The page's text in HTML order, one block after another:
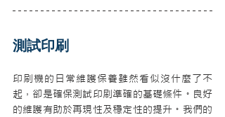
測試印刷
印刷機的日常維護保養雖然看似沒什麼了不
起，卻是確保測試印刷準確的基礎條件。良好
的維護有助於再現性及穩定性的提升。我們的